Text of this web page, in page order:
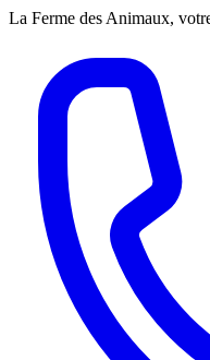
La Ferme des Animaux,